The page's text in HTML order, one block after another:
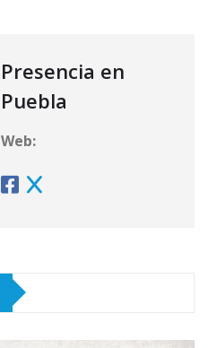
Presencia en
Puebla
Web: